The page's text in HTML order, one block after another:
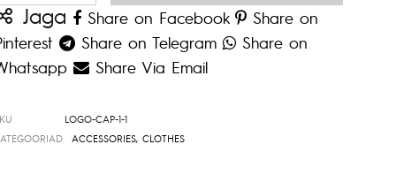
Jaga Share on Facebook
Share on
Share on Telegram
Share on
Share Via Email
LOGO-CAP-1-1
ACCESSORIES,CLOTHES